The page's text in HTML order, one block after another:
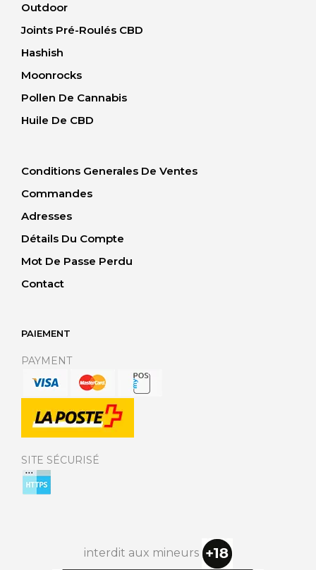
Outdoor
Joints Pré-Roulés CBD
Hashish
Moonrocks
Pollen De Cannabis
Huile De CBD
Conditions Generales De Ventes
Commandes
Adresses
Détails Du Compte
Mot De Passe Perdu
Contact
PAIEMENT
PAYMENT
SITE SÉCURISÉ
interdit aux mineurs